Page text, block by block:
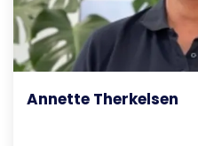
Annette Therkelsen